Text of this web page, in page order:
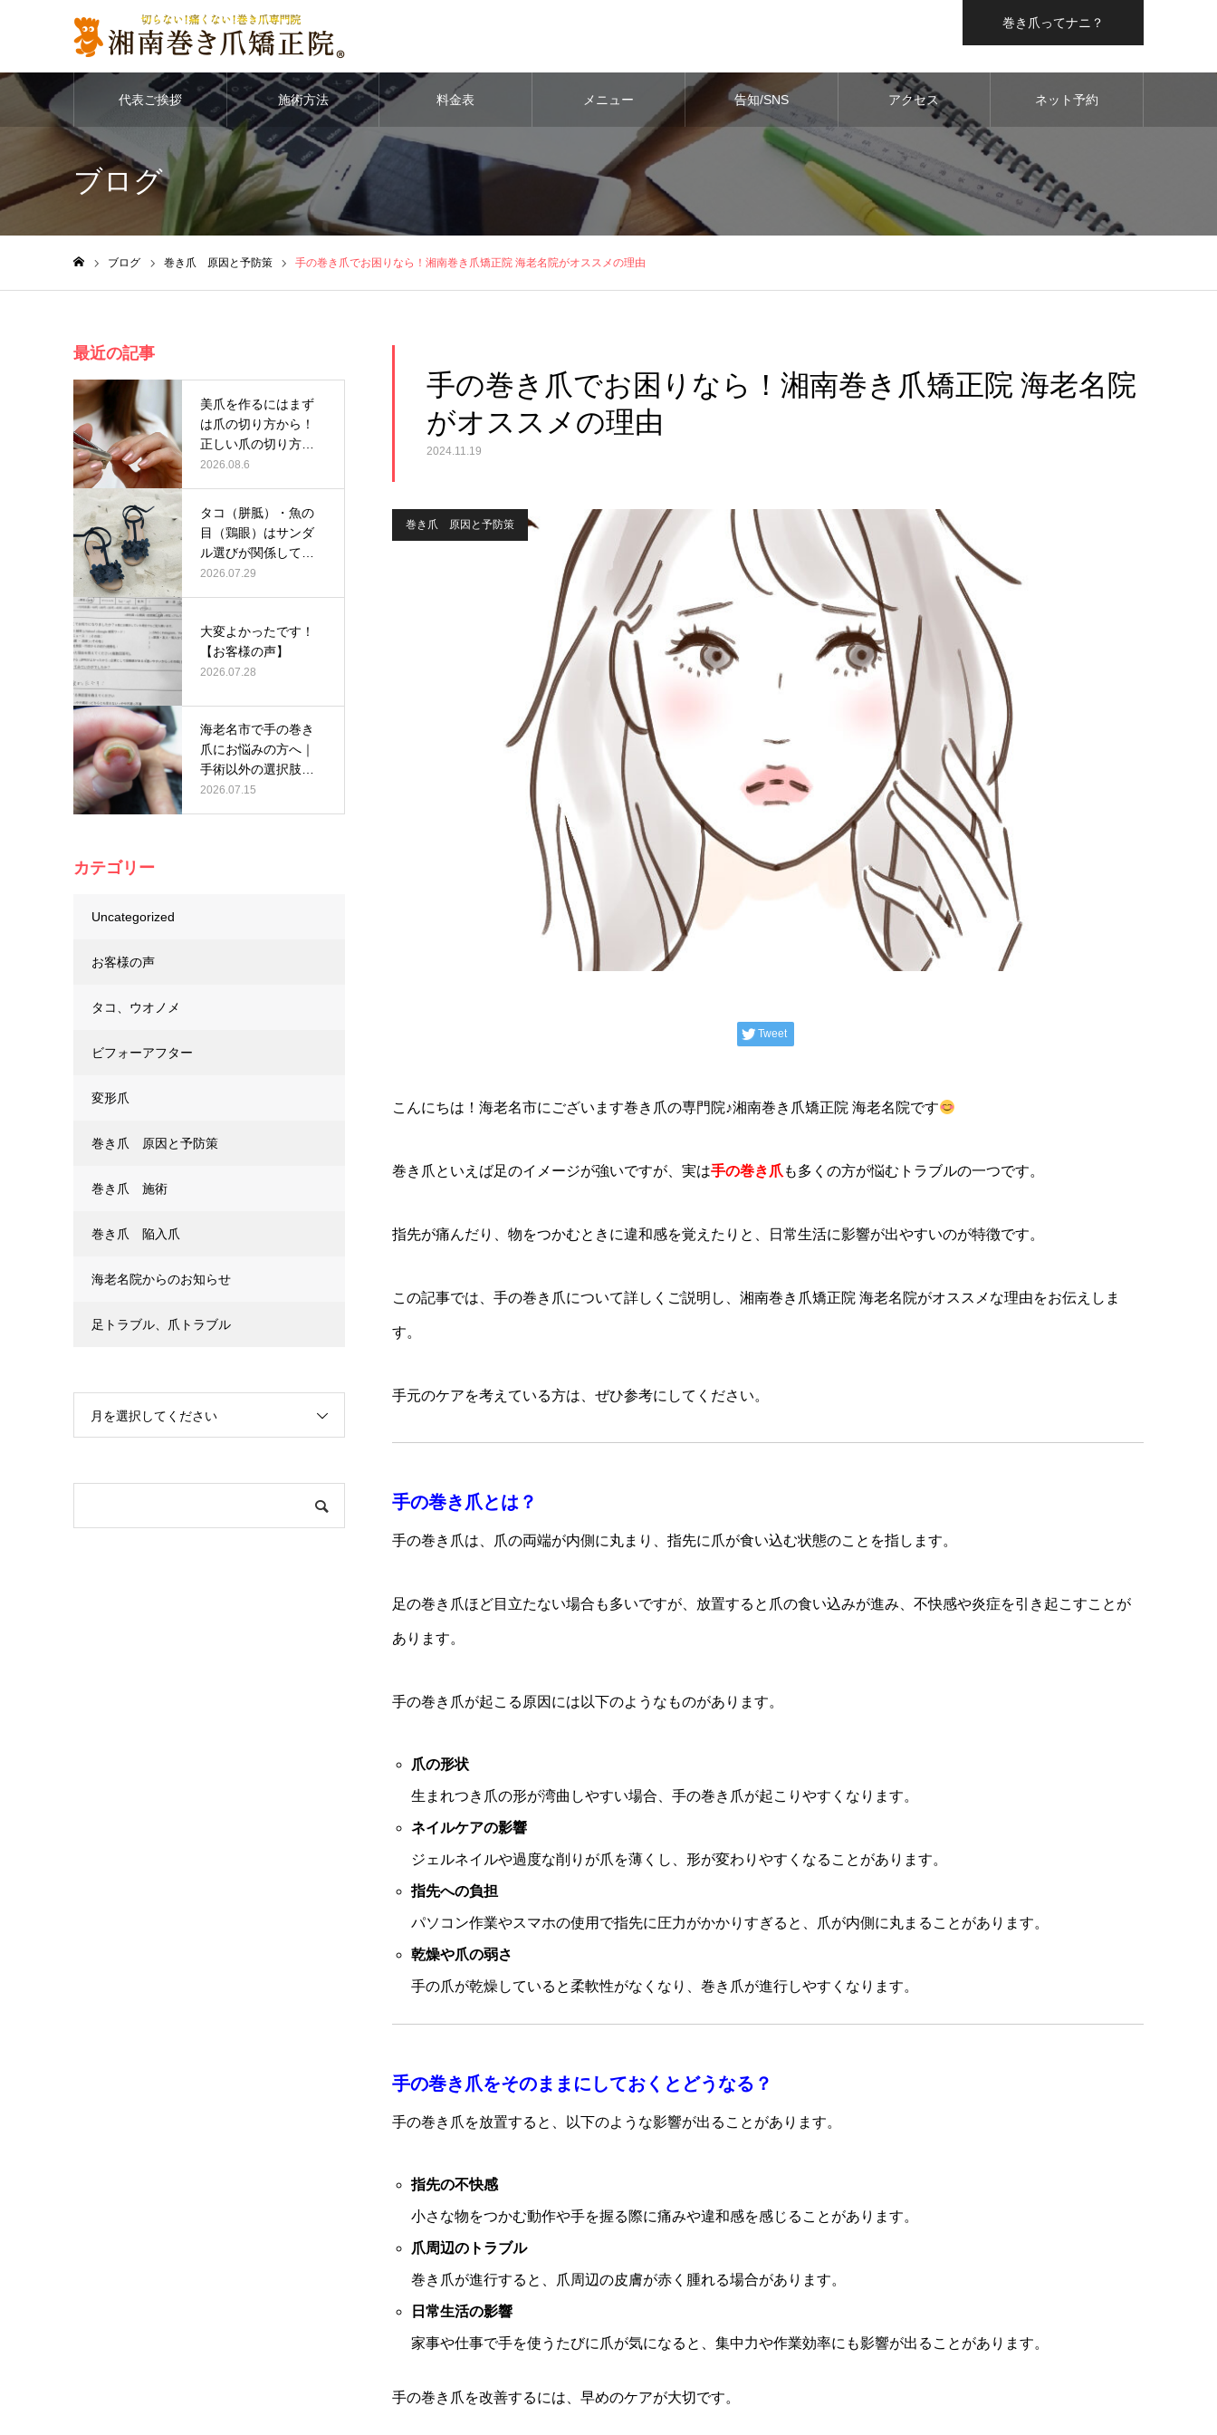
巻き爪ってナニ？
代表ご挨拶 施術方法 料金表 メニュー 告知/SNS アクセス ネット予約
ブログ
ブログ 巻き爪 原因と予防策 手の巻き爪でお困りなら！湘南巻き爪矯正院 海老名院がオススメの理由
手の巻き爪でお困りなら！湘南巻き爪矯正院 海老名院
がオススメの理由
2024.11.19
巻き爪 原因と予防策
Tweet
こんにちは！海老名市にございます巻き爪の専門院♪湘南巻き爪矯正院 海老名院です
巻き爪といえば足のイメージが強いですが、実は手の巻き爪も多くの方が悩むトラブルの一つです。
指先が痛んだり、物をつかむときに違和感を覚えたりと、日常生活に影響が出やすいのが特徴です。
この記事では、手の巻き爪について詳しくご説明し、湘南巻き爪矯正院 海老名院がオススメな理由をお伝えしま
す。
手元のケアを考えている方は、ぜひ参考にしてください。
手の巻き爪とは？
手の巻き爪は、爪の両端が内側に丸まり、指先に爪が食い込む状態のことを指します。
足の巻き爪ほど目立たない場合も多いですが、放置すると爪の食い込みが進み、不快感や炎症を引き起こすことが
あります。
手の巻き爪が起こる原因には以下のようなものがあります。
爪の形状
生まれつき爪の形が湾曲しやすい場合、手の巻き爪が起こりやすくなります。
ネイルケアの影響
ジェルネイルや過度な削りが爪を薄くし、形が変わりやすくなることがあります。
指先への負担
パソコン作業やスマホの使用で指先に圧力がかかりすぎると、爪が内側に丸まることがあります。
乾燥や爪の弱さ
手の爪が乾燥していると柔軟性がなくなり、巻き爪が進行しやすくなります。
手の巻き爪をそのままにしておくとどうなる？
手の巻き爪を放置すると、以下のような影響が出ることがあります。
指先の不快感
小さな物をつかむ動作や手を握る際に痛みや違和感を感じることがあります。
爪周辺のトラブル
巻き爪が進行すると、爪周辺の皮膚が赤く腫れる場合があります。
日常生活の影響
家事や仕事で手を使うたびに爪が気になると、集中力や作業効率にも影響が出ることがあります。
手の巻き爪を改善するには、早めのケアが大切です。
最近の記事
美爪を作るにはまず
は爪の切り方から！
正しい爪の切り方と
は？
2026.08.6
タコ（胼胝）・魚の
目（鶏眼）はサンダ
ル選びが関係してい
るかも？
2026.07.29
大変よかったです！
【お客様の声】
2026.07.28
海老名市で手の巻き
爪にお悩みの方へ｜
手術以外の選択肢と
して当院の巻…
2026.07.15
カテゴリー
Uncategorized
お客様の声
タコ、ウオノメ
ビフォーアフター
変形爪
巻き爪 原因と予防策
巻き爪 施術
巻き爪 陥入爪
海老名院からのお知らせ
足トラブル、爪トラブル
月を選択してください